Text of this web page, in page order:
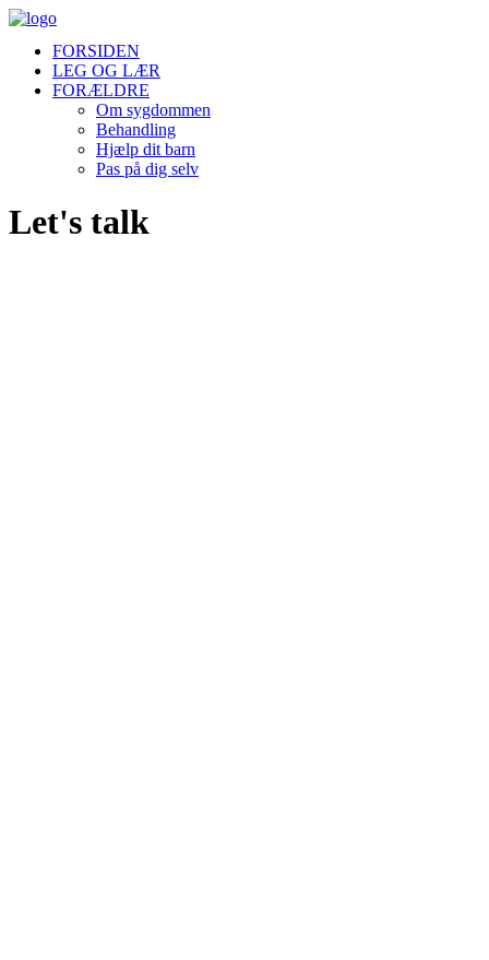
FORSIDEN
LEG OG LÆR
FORÆLDRE
Om sygdommen
Behandling
Hjælp dit barn
Pas på dig selv
Let's talk